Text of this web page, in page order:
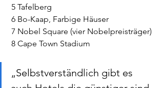
5 Tafelberg
6 Bo-Kaap, Farbige Häuser
7 Nobel Square (vier Nobelpreisträger)
8 Cape Town Stadium
„Selbstverständlich gibt es